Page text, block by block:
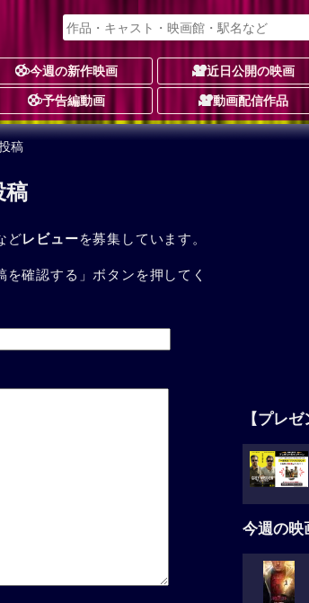
今週の新作映画 近日公開の映画
予告編動画 動画配信作品
稿
稿
どレビューを募集しています。
を確認する」ボタンを押してく
【プレ
今週の映